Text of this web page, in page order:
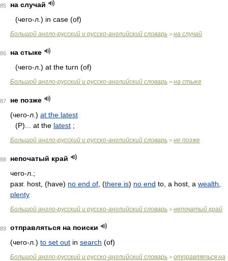
85
на случай
(чего-л.) in case (of)
Большой англо-русский и русско-английский словарь > на случай
86
на стыке
(чего-л.) at the turn (of)
Большой англо-русский и русско-английский словарь > на стыке
87
не позже
(чего-л.) at the latest
(Р)... at the latest ;
Большой англо-русский и русско-английский словарь > не позже
88
непочатый край
чего-л.;
разг. host, (have) no end of , (there is) no end to, a host, a wealth
plenty
Большой англо-русский и русско-английский словарь > непочатый край
89
отправляться на поиски
(чего-л.) to set out in search (of)
Большой англо-русский и русско-английский словарь > отправляться на